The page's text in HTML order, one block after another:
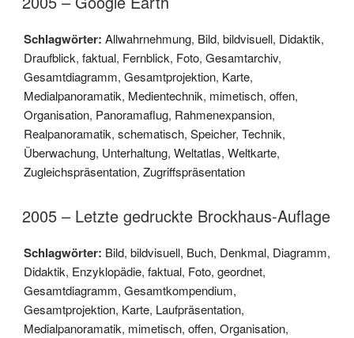
Schlagwörter: Allwahrnehmung, Bild, bildvisuell, Didaktik,
Draufblick, faktual, Fernblick, Foto, Gesamtarchiv,
Gesamtdiagramm, Gesamtprojektion, Karte,
Medialpanoramatik, Medientechnik, mimetisch, offen,
Organisation, Panoramaflug, Rahmenexpansion,
Realpanoramatik, schematisch, Speicher, Technik,
Überwachung, Unterhaltung, Weltatlas, Weltkarte,
Zugleichspräsentation, Zugriffspräsentation
2005 – Letzte gedruckte Brockhaus-Auflage
Schlagwörter: Bild, bildvisuell, Buch, Denkmal, Diagramm,
Didaktik, Enzyklopädie, faktual, Foto, geordnet,
Gesamtdiagramm, Gesamtkompendium,
Gesamtprojektion, Karte, Laufpräsentation,
Medialpanoramatik, mimetisch, offen, Organisation,